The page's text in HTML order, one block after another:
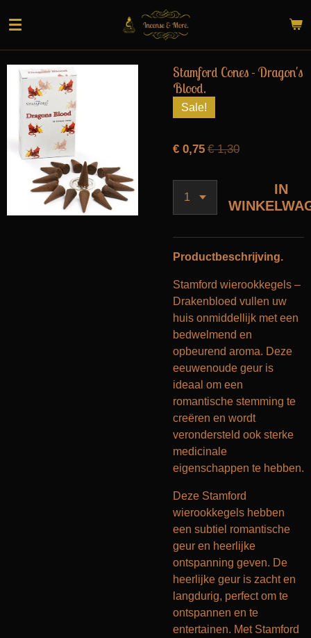
direct
naar
de
hoofdinhoud
Stamford Cones - Dragon's
Blood.
Sale!
€ 0,75 € 1,30
IN
Productbeschrijving.
Stamford wierookkegels –
Drakenbloed vullen uw
huis onmiddellijk met een
bedwelmend en
opbeurend aroma. Deze
eeuwenoude geur is
ideaal om een
romantische stemming te
creëren en wordt
verondersteld ook sterke
medicinale
eigenschappen te hebben.
Deze Stamford
wierookkegels hebben
een subtiel romantische
geur en heerlijke
ontspanning geven. De
heerlijke geur is zacht en
langdurig, perfect om te
ontspannen en te
entertainen. Met Stamford